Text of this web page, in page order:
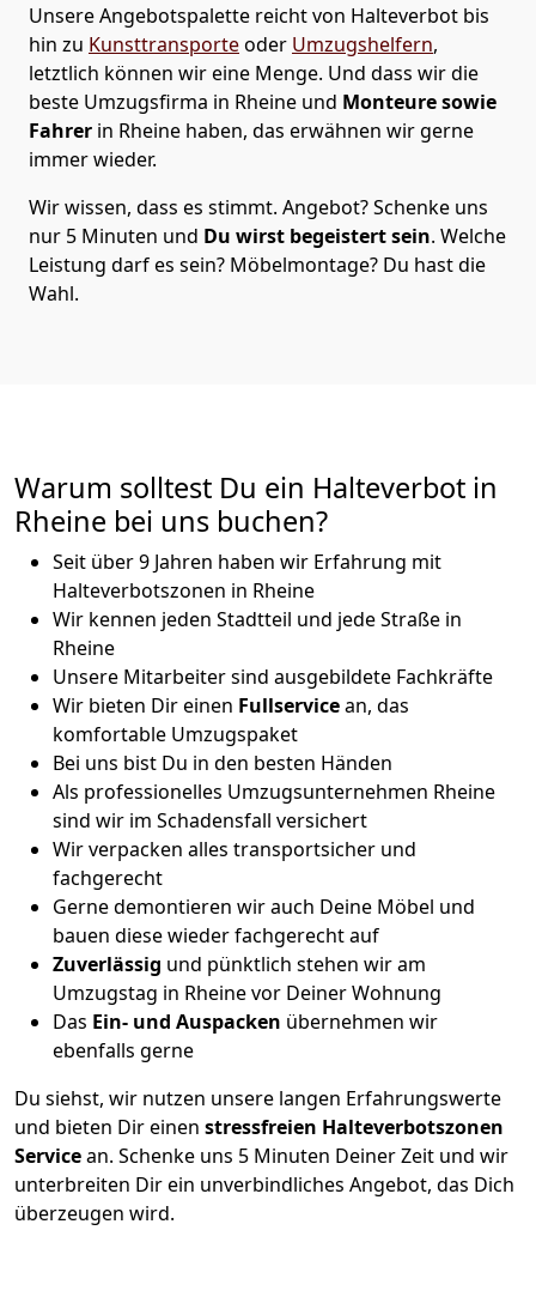
Unsere Angebotspalette reicht von Halteverbot bis
hin zu Kunsttransporteoder Umzugshelfern,
letztlich können wir eine Menge. Und dass wir die
beste Umzugsfirma in Rheine und Monteure sowie
Fahrer in Rheine haben, das erwähnen wir gerne
immer wieder.
Wir wissen, dass es stimmt. Angebot? Schenke uns
nur 5 Minuten und Du wirst begeistert sein. Welche
Leistung darf es sein? Möbelmontage? Du hast die
Wahl.
Warum solltest Du ein Halteverbot in
Rheine bei uns buchen?
Seit über 9 Jahren haben wir Erfahrung mit
Halteverbotszonen in Rheine
Wir kennen jeden Stadtteil und jede Straße in
Rheine
Unsere Mitarbeiter sind ausgebildete Fachkräfte
Wir bieten Dir einen Fullservicean, das
komfortable Umzugspaket
Bei uns bist Du in den besten Händen
Als professionelles Umzugsunternehmen Rheine
sind wir im Schadensfall versichert
Wir verpacken alles transportsicher und
fachgerecht
Gerne demontieren wir auch Deine Möbel und
bauen diese wieder fachgerecht auf
Zuverlässig und pünktlich stehen wir am
Umzugstag in Rheine vor Deiner Wohnung
Das Ein- und Auspacken übernehmen wir
ebenfalls gerne
Du siehst, wir nutzen unsere langen Erfahrungswerte
und bieten Dir einen stressfreien Halteverbotszonen
Servicean. Schenke uns 5 Minuten Deiner Zeit und wir
unterbreiten Dir ein unverbindliches Angebot, das Dich
überzeugen wird.